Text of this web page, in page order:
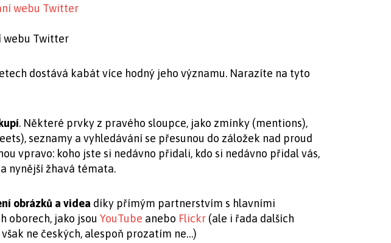
webu Twitter
dostává kabát více hodný jeho významu. Narazíte na tyto
. Některé prvky z pravého sloupce, jako zmínky (mentions),
seznamy a vyhledávání se přesunou do záložek nad proud
vpravo: koho jste si nedávno přidali, kdo si nedávno přidal vás,
nynější žhavá témata.
obrázků a videa díky přímým partnerstvím s hlavními
oborech, jako jsou YouTube anebo Flickr (ale i řada dalších
ne českých, alespoň prozatím ne…)